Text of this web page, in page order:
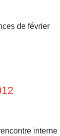
de février
interne